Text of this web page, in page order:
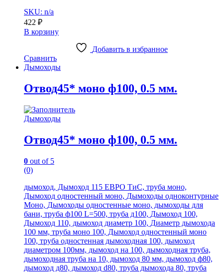
SKU: n/a
422 ₽
В корзину
Добавить в избранное
Сравнить
Дымоходы
Отвод45* моно ф100, 0.5 мм.
Дымоходы
Отвод45* моно ф100, 0.5 мм.
0 out of 5
(0)
дымоход, Дымоход 115 ЕВРО ТиС, труба моно,
Дымоход одностенный моно, Дымоходы одноконтурные
Моно, Дымоходы одностенные моно, дымоходы для
бани, труба ф100 L=500, труба д100, Дымоход 100,
Дымоход 110, дымоход диаметр 100, Диаметр дымохода
100 мм, труба моно 100, Дымоход одностенный моно
100, труба одностенная дымоходная 100, дымоход
диаметром 100мм, дымоход на 100, дымоходная труба,
дымоходная труба на 10, дымоход 80 мм, дымоход ф80,
дымоход д80, дымоход d80, труба дымохода 80, труба